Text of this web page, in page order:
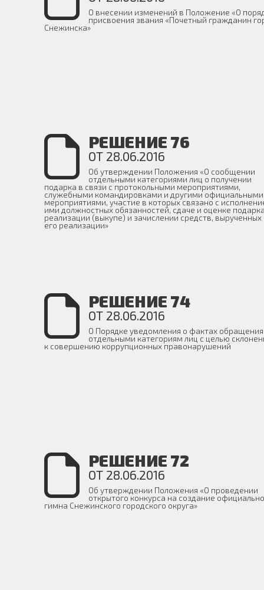
О внесении изменений в Положение «О
присвоения звания «Почетный гражданин
Снежинска»
РЕШЕНИЕ 76
ОТ 28.06.2016
Об утверждении Положения «О сообщении
отдельными категориями лиц о получении
подарка в связи с протокольными мероприятиями,
служебными командировками и другими официальными
мероприятиями, участие в которых связано с
ими должностных обязанностей, сдаче и оценке
реализации (выкупе) и зачислении средств, вырученных
его реализации»
РЕШЕНИЕ 74
ОТ 28.06.2016
О Порядке уведомления о фактах обращения
отдельными категориям лиц с целью
к совершению коррупционных правонарушений
РЕШЕНИЕ 72
ОТ 28.06.2016
Об утверждении Положения «О проведении
открытого конкурса на создание
гимна Снежинского городского округа»